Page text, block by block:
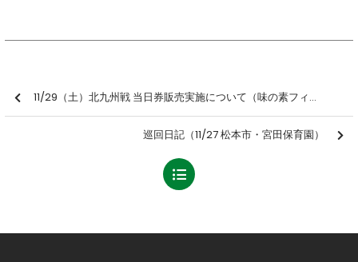
11/29（土）北九州戦 当日券販売実施について（味の素フィールド西が丘開催）
巡回日記（11/27 松本市・宮田保育園）